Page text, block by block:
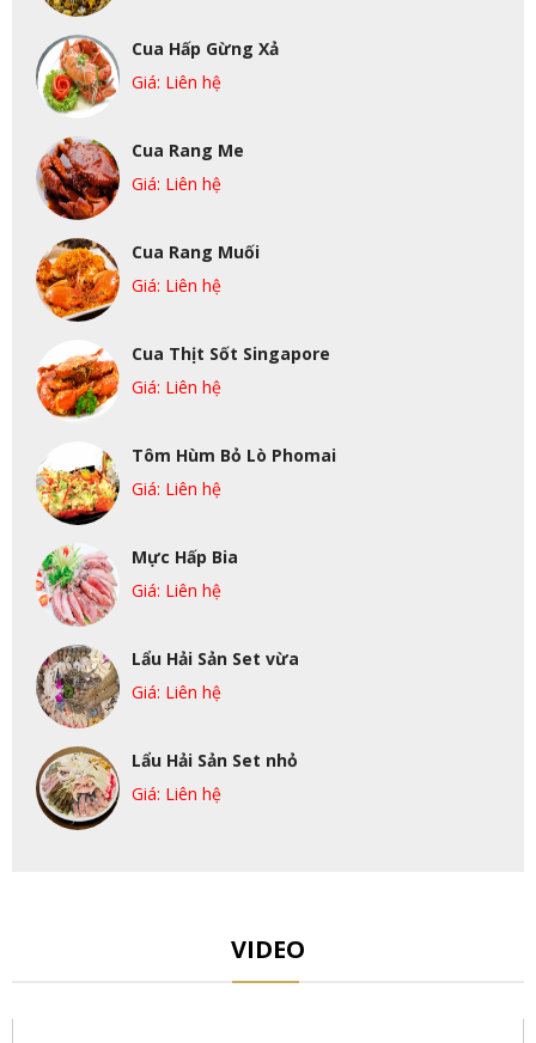
Cua Hấp Gừng Xả
Giá: Liên hệ
Cua Rang Me
Giá: Liên hệ
Cua Rang Muối
Giá: Liên hệ
Cua Thịt Sốt Singapore
Giá: Liên hệ
Tôm Hùm Bỏ Lò Phomai
Giá: Liên hệ
Mực Hấp Bia
Giá: Liên hệ
Lẩu Hải Sản Set vừa
Giá: Liên hệ
Lẩu Hải Sản Set nhỏ
Giá: Liên hệ
VIDEO